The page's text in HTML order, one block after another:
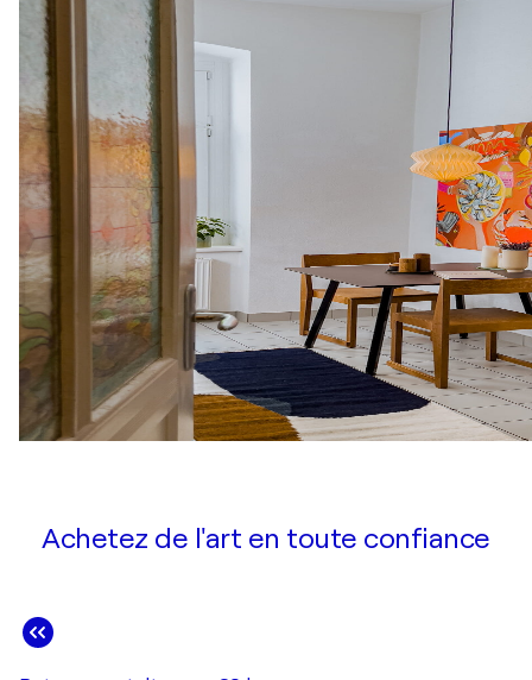
Achetez de l'art en toute confiance